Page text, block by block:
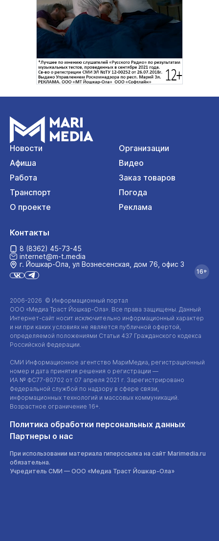
Новости
Организации
Афиша
Видео
Работа
Заказ товаров
Транспорт
Погода
О проекте
Реклама
2006-2026 © Информационный портал
ООО «Медиа Траст Йошкар-Ола». Все права защищены. Данный
Интернет-сайт носит исключительно информационный характер
и ни при каких условиях не является публичной офертой,
определяемой положениями Статьи 437 Гражданского кодекса
Российской Федерации.
СМИ Информационное агентство МариМедиа, регистрационный
номер и дата принятия решения о регистрации —
ИА № ФС77-80702 от 07 апреля 2021 г. Зарегистрировано
Федеральной службой по надзору в сфере связи,
информационных технологий и массовых коммуникаций.
Возрастное ограничение 16+.
Политика обработки персональных данных
Партнеры о нас
При использовании материала гиперссылка на сайт Marimedia.ru
обязательна.
Учредитель СМИ — ООО «Медиа Траст Йошкар-Ола»
Контакты
8 (8362) 45-73-45
internet@m-t.media
г. Йошкар‑Ола, ул Вознесенская, дом 76, офис 3
16+